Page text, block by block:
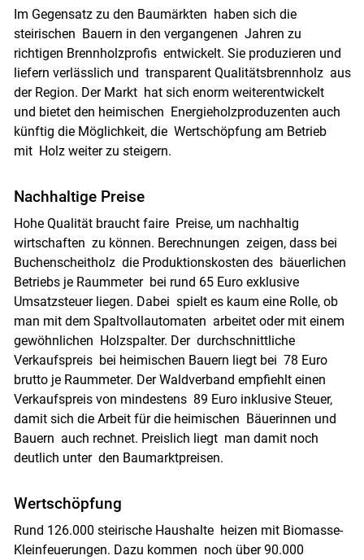
Im Gegensatz zu den Baumärkten haben sich die
steirischen Bauern in den vergangenen Jahren zu
richtigen Brennholzprofis entwickelt. Sie produzieren und
liefern verlässlich und transparent Qualitätsbrennholz aus
der Region. Der Markt hat sich enorm weiterentwickelt
und bietet den heimischen Energieholzproduzenten auch
künftig die Möglichkeit, die Wertschöpfung am Betrieb
mit Holz weiter zu steigern.
Nachhaltige Preise
Hohe Qualität braucht faire Preise, um nachhaltig
wirtschaften zu können. Berechnungen zeigen, dass bei
Buchenscheitholz die Produktionskosten des bäuerlichen
Betriebs je Raummeter bei rund 65 Euro exklusive
Umsatzsteuer liegen. Dabei spielt es kaum eine Rolle, ob
man mit dem Spaltvollautomaten arbeitet oder mit einem
gewöhnlichen Holzspalter. Der durchschnittliche
Verkaufspreis bei heimischen Bauern liegt bei 78 Euro
brutto je Raummeter. Der Waldverband empfiehlt einen
Verkaufspreis von mindestens 89 Euro inklusive Steuer,
damit sich die Arbeit für die heimischen Bäuerinnen und
Bauern auch rechnet. Preislich liegt man damit noch
deutlich unter den Baumarktpreisen.
Wertschöpfung
Rund 126.000 steirische Haushalte heizen mit Biomasse-
Kleinfeuerungen. Dazu kommen noch über 90.000